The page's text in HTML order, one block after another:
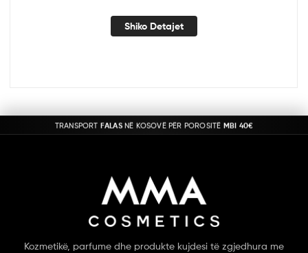
Shiko Detajet
Kozmetikë, parfume dhe produkte kujdesi të zgjedhura me
TRANSPORT FALASNË KOSOVË PËR POROSITË MBI 40€